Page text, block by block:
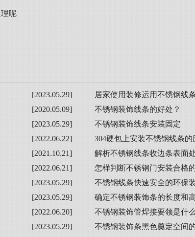
呢
[2023.05.29]
居家使用装修运用不锈钢线
[2020.05.09]
不锈钢装饰线条的好处？
[2023.05.29]
不锈钢装饰线条安装固定
[2022.06.22]
304硬包上安装不锈钢线条
[2021.10.21]
解析不锈钢线条收边条表面
[2022.06.21]
怎样判断不锈钢门安装合格
[2023.05.29]
不锈钢线条快速安全的环保
[2023.05.29]
确定不锈钢装饰条的长度和
[2022.06.20]
不锈钢装饰管焊接要领是什么
[2023.05.29]
不锈钢装饰条黑色奠定空间